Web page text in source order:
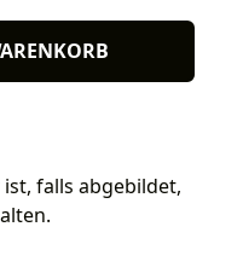
falls abgebildet,